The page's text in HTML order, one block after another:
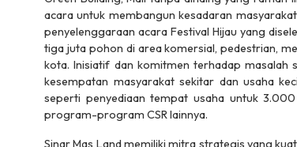
acara untuk membangun kesadaran
penyelenggaraan acara Festival Hijau yang
tiga juta pohon di area komersial, pedestrian,
kota. Inisiatif dan komitmen terhadap
kesempatan masyarakat sekitar dan usaha
seperti penyediaan tempat usaha untuk
program-program CSR lainnya.
Sinar Mas Land memiliki mitra strategis yang